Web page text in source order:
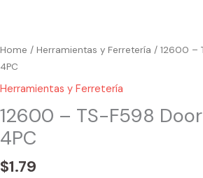
Home / Herramientas y Ferretería / 12600 –
4PC
Herramientas y Ferretería
12600 – TS-F598
4PC
$1.79